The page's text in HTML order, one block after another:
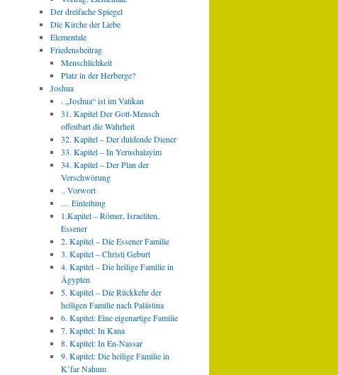
Der dreifache Spiegel
Die Kirche der Liebe
Elementale
Friedensbeitrag
Menschlichkeit
Platz in der Herberge?
Joshua
. „Joshua“ ist im Vatikan
31. Kapitel Der Gott-Mensch
offenbart die Wahrheit
32. Kapitel – Der duldende Diener
33. Kapitel – In Yerushalayim
34. Kapitel – Der Plan der
Verschwörung
.. Vorwort
… Einleitung
1.Kapitel – Römer, Israeliten,
Essener
2. Kapitel – Die Essener Familie
3. Kapitel – Christi Geburt
4. Kapitel – Die heilige Familie in
Ägypten
5. Kapitel – Die Rückkehr der
heiligen Familie nach Palästina
6. Kapitel: Eine eigenartige Familie
7. Kapitel: In Kana
8. Kapitel: In En-Nassar
9. Kapitel: Die heilige Familie in
K’far Nahum